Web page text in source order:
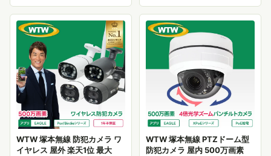
WTW 塚本無線 防犯カメラ ワ
イヤレス 屋外 楽天1位 最大
WTW 塚本無線 PTZドーム型
防犯カメラ 屋内 500万画素